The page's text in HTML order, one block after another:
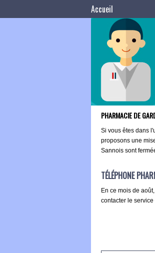
Accueil
PHARMACIE DE
Si vous êtes dans
proposons une
Sannois sont
TÉLÉPHONE
En ce mois de
contacter le